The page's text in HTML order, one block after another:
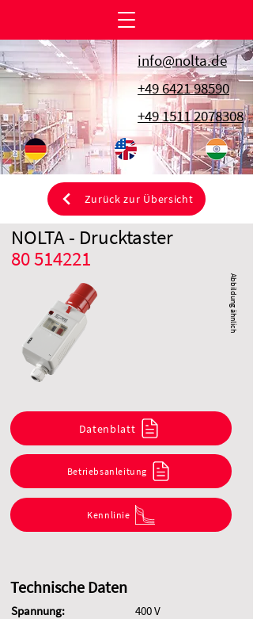
info@nolta.de
+49 6421 98590
+49 1511 2078308
Zurück zur Übersicht
80 514221
NOLTA - Drucktaster
Abbildung ähnlich
Datenblatt
Betriebsanleitung
Kennlinie
Technische Daten
Spannung:
400 V